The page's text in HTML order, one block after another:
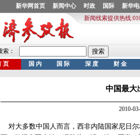
中国最大
2010-
对大多数中国人而言，西非内陆国家尼日